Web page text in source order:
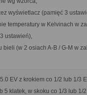
wyświetlacz (pamięć 3
temperatury w Kelvinach w
ustawień),
bieli (w 2 osiach A-B / G-M w
EV z krokiem co 1/2 lub 1/3
5 klatek, w skoku co 1/3 lub 1/